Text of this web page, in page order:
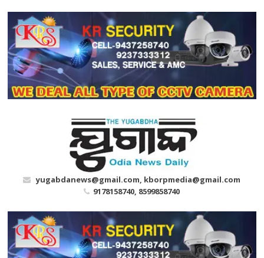
content
yugabdanews@gmail.com, kborpmedia@gmail.com
9178158740, 8599858740